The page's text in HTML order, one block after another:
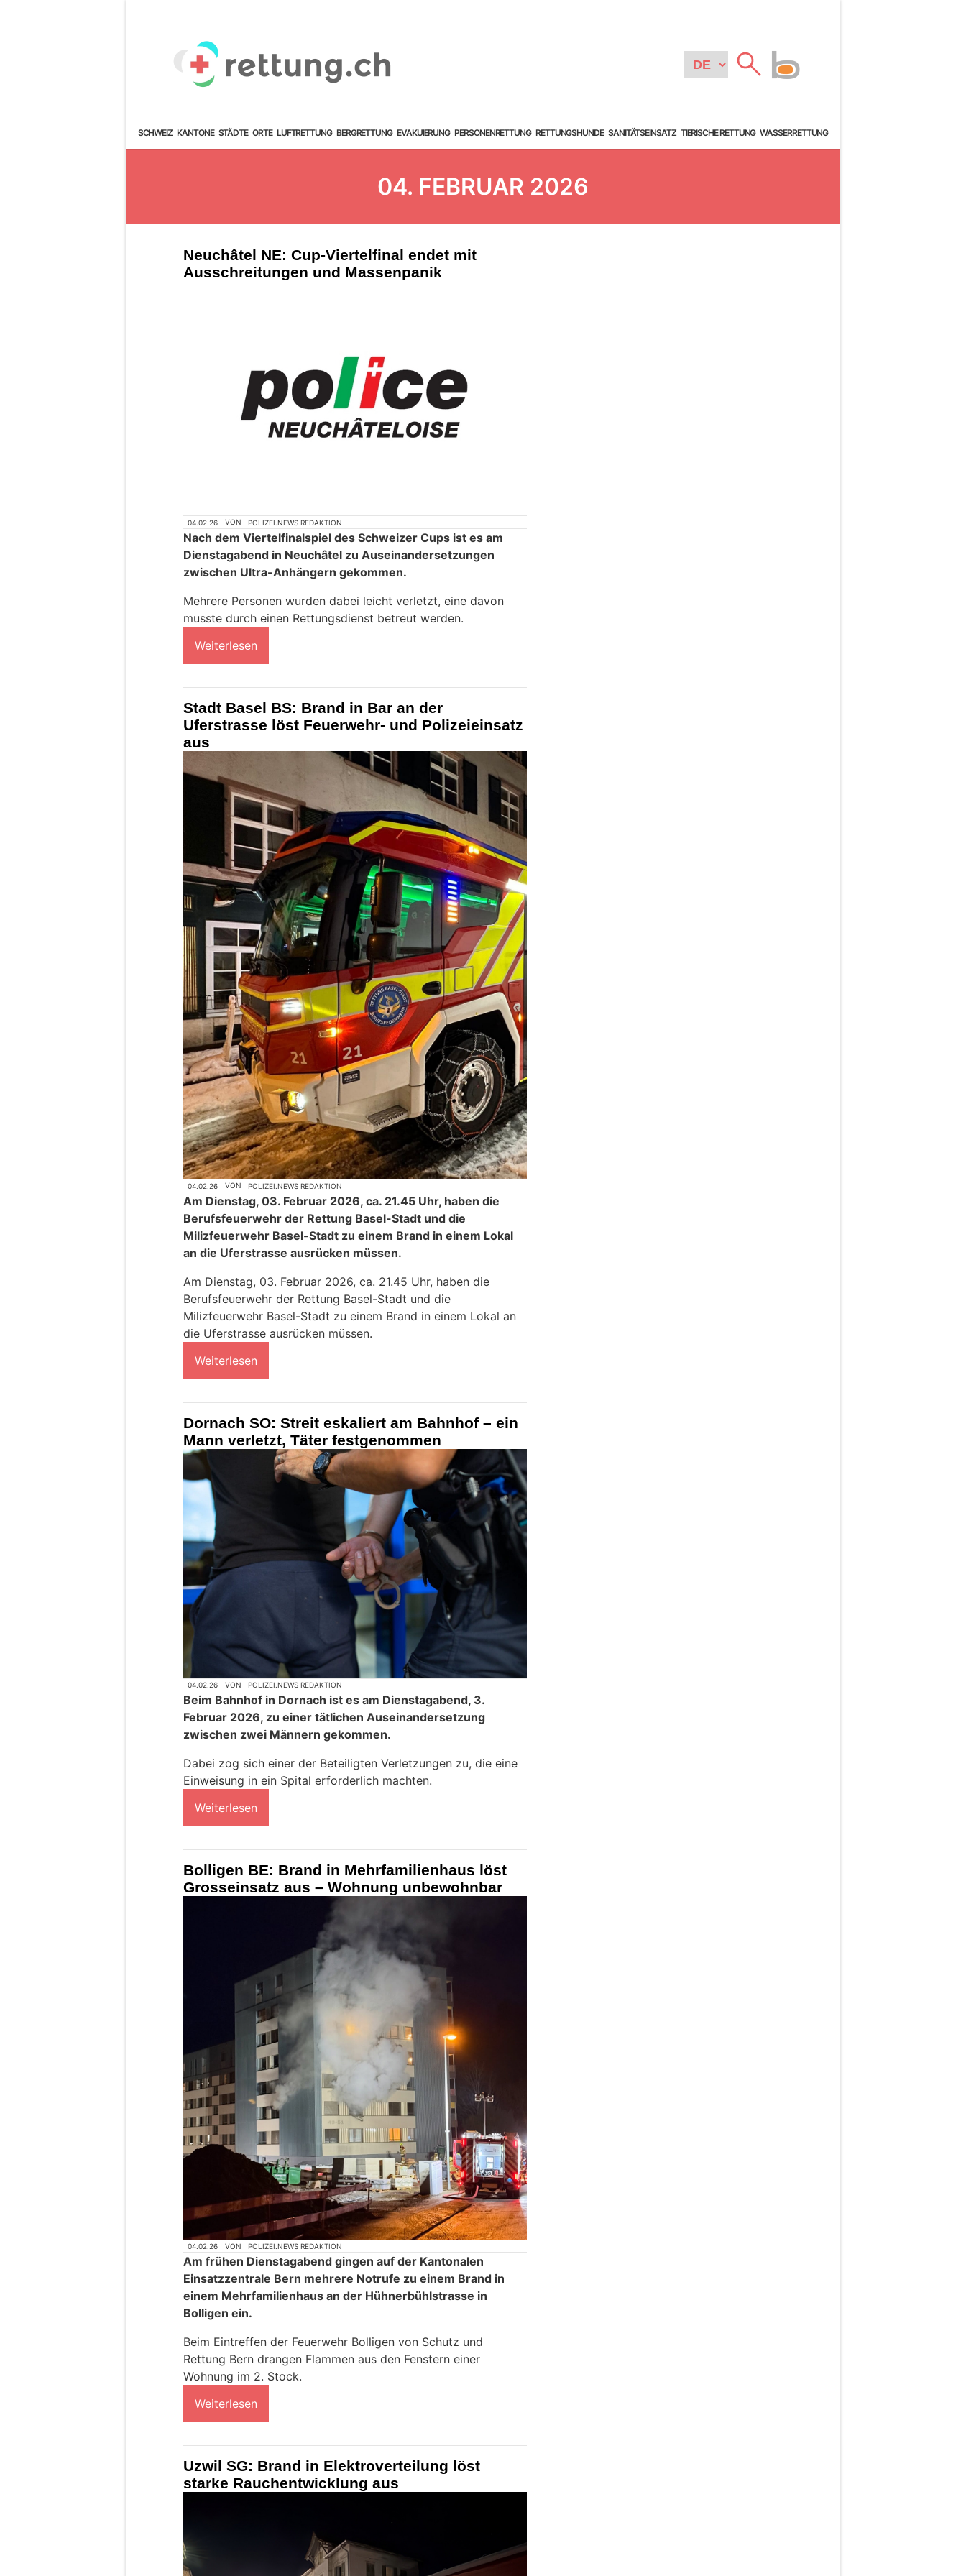
SCHWEIZ KANTONE STÄDTE ORTE LUFTRETTUNG BERGRETTUNG EVAKUIERUNG PERSONENRETTUNG RETTUNGSHUNDE SANITÄTSEINSATZ TIERISCHE RETTUNG WASSERRETTUNG
04. FEBRUAR 2026
Neuchâtel NE: Cup-Viertelfinal endet mit
Ausschreitungen und Massenpanik
04.02.26 VON POLIZEI.NEWS REDAKTION
Nach dem Viertelfinalspiel des Schweizer Cups ist es am
Dienstagabend in Neuchâtel zu Auseinandersetzungen
zwischen Ultra-Anhängern gekommen.
Mehrere Personen wurden dabei leicht verletzt, eine davon
musste durch einen Rettungsdienst betreut werden.
Weiterlesen
Stadt Basel BS: Brand in Bar an der
Uferstrasse löst Feuerwehr- und Polizeieinsatz
aus
04.02.26 VON POLIZEI.NEWS REDAKTION
Am Dienstag, 03. Februar 2026, ca. 21.45 Uhr, haben die
Berufsfeuerwehr der Rettung Basel-Stadt und die
Milizfeuerwehr Basel-Stadt zu einem Brand in einem Lokal
an die Uferstrasse ausrücken müssen.
Am Dienstag, 03. Februar 2026, ca. 21.45 Uhr, haben die
Berufsfeuerwehr der Rettung Basel-Stadt und die
Milizfeuerwehr Basel-Stadt zu einem Brand in einem Lokal an
die Uferstrasse ausrücken müssen.
Weiterlesen
Dornach SO: Streit eskaliert am Bahnhof – ein
Mann verletzt, Täter festgenommen
04.02.26 VON POLIZEI.NEWS REDAKTION
Beim Bahnhof in Dornach ist es am Dienstagabend, 3.
Februar 2026, zu einer tätlichen Auseinandersetzung
zwischen zwei Männern gekommen.
Dabei zog sich einer der Beteiligten Verletzungen zu, die eine
Einweisung in ein Spital erforderlich machten.
Weiterlesen
Bolligen BE: Brand in Mehrfamilienhaus löst
Grosseinsatz aus – Wohnung unbewohnbar
04.02.26 VON POLIZEI.NEWS REDAKTION
Am frühen Dienstagabend gingen auf der Kantonalen
Einsatzzentrale Bern mehrere Notrufe zu einem Brand in
einem Mehrfamilienhaus an der Hühnerbühlstrasse in
Bolligen ein.
Beim Eintreffen der Feuerwehr Bolligen von Schutz und
Rettung Bern drangen Flammen aus den Fenstern einer
Wohnung im 2. Stock.
Weiterlesen
Uzwil SG: Brand in Elektroverteilung löst
starke Rauchentwicklung aus